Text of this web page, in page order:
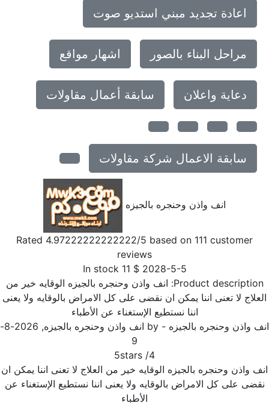
اعادة تجديد مبني استديو صوت
مراحل البناء بالصور اشهار مواقع
دعاية واعلان سابقة أعمال مقاولات
سابقة الاعمال شركة مقاولات
انف واذن وحنجره بالجيزه
Rated4.97222222222222 /5 based on111customer
reviews
2028-5-5
$
11
In stock
Product انف واذن وحنجره بالجيزه الوقايه خير من
لا تعنى اننا يمكن ان نقضى على كل الامراض بالوقايه ولا يعنى
اننا نستطيع الإستغناء عن الأطباء
واذن وحنجره بالجيزه- by انف واذن وحنجره بالجيزه,
2026-8-
/
5stars
واذن وحنجره بالجيزه الوقايه خير من العلاج لا تعنى اننا يمكن ان
على كل الامراض بالوقايه ولا يعنى اننا نستطيع الإستغناء عن
الأطباء